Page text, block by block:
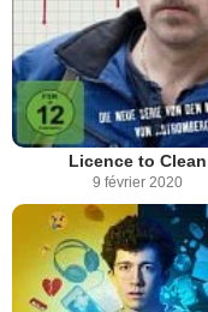
Licence to Clean
9 février 2020